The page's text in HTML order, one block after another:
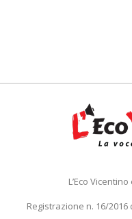
L’Eco
Registrazione n. 16/